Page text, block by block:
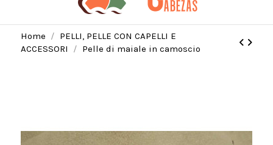
Home
PELLI, PELLE CON CAPELLI E
ACCESSORI
Pelle di maiale in camoscio